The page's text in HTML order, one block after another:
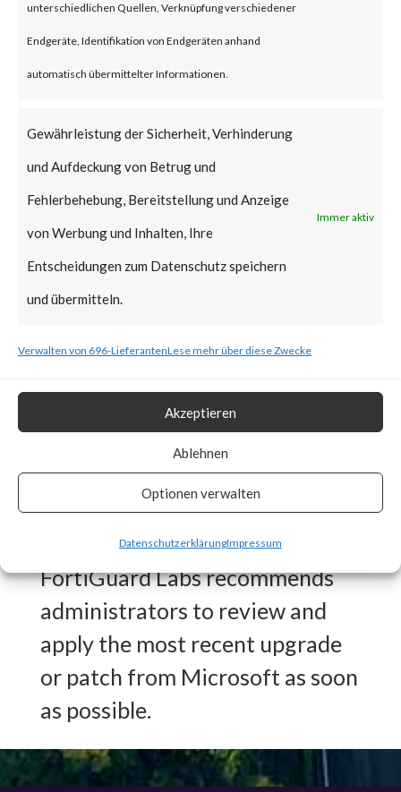
unterschiedlichen Quellen, Verknüpfung verschiedener
Endgeräte, Identifikation von Endgeräten anhand
automatisch übermittelter Informationen.
Gewährleistung der Sicherheit, Verhinderung
und Aufdeckung von Betrug und
Fehlerbehebung, Bereitstellung und Anzeige
von Werbung und Inhalten, Ihre
Entscheidungen zum Datenschutz speichern
und übermitteln.
Immer aktiv
Verwalten von 696-LieferantenLese mehr über diese Zwecke
Akzeptieren
Ablehnen
Optionen verwalten
DatenschutzerklärungImpressum
Microsoft released a patch on
Patch Tuesday updates. Please
follow the link to learn more
about mitigation steps. [ Link ]
What FortiGuard Coverage is
available?
FortiGuard Labs has an
Endpoint Vulnerability
Signature in place for CVE-
2024-21410 to detect any
vulnerable systems and auto
patch if enabled.
FortiGuard Labs recommends
administrators to review and
apply the most recent upgrade
or patch from Microsoft as soon
as possible.